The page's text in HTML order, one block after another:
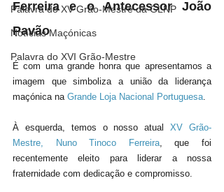
Palavra do XV Grão-Mestre da GLNP
Notícias Maçónicas
Palavra do XVI Grão-Mestre
Ferreira e o Antecessor João
Pavão
É com uma grande honra que apresentamos a
imagem que simboliza a união da liderança
maçónica na Grande Loja Nacional Portuguesa.
À esquerda, temos o nosso atual XV Grão-
Mestre, Nuno Tinoco Ferreira, que foi
recentemente eleito para liderar a nossa
fraternidade com dedicação e compromisso.